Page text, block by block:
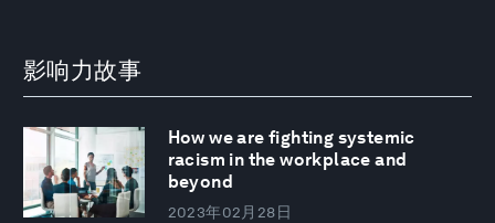
影响力故事
How we are fighting systemic
racism in the workplace and
beyond
2023年02月28日